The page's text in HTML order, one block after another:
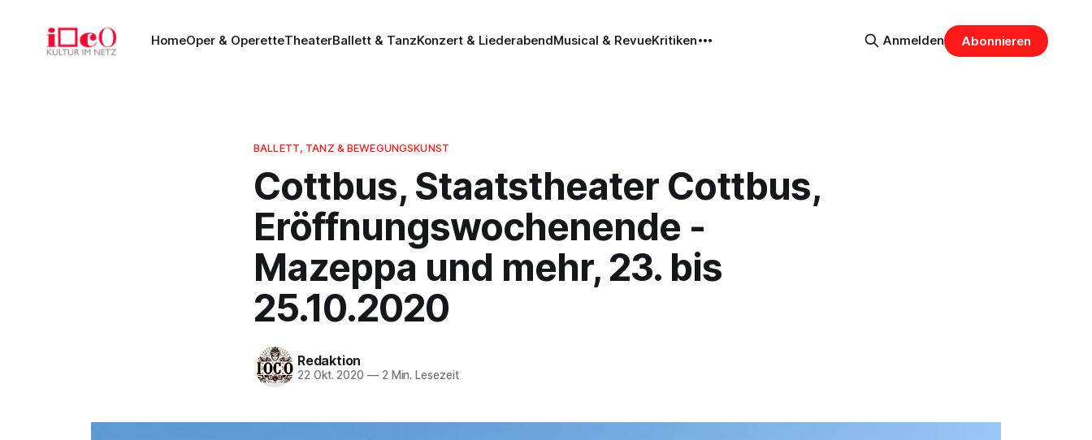
HomeOper & OperetteTheaterBallett & TanzKonzert & LiederabendMusical & RevueKritiken Anmelden Abonnieren
BALLETT, TANZ & BEWEGUNGSKUNST
Cottbus, Staatstheater Cottbus,
Eröffnungswochenende -
Mazeppa und mehr, 23. bis
25.10.2020
Redaktion
22 Okt. 2020 —2 Min. Lesezeit